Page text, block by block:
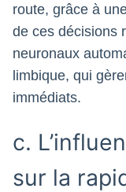
route, grâce à
de ces décisions
neuronaux
limbique, qui
immédiats.
c.
sur la